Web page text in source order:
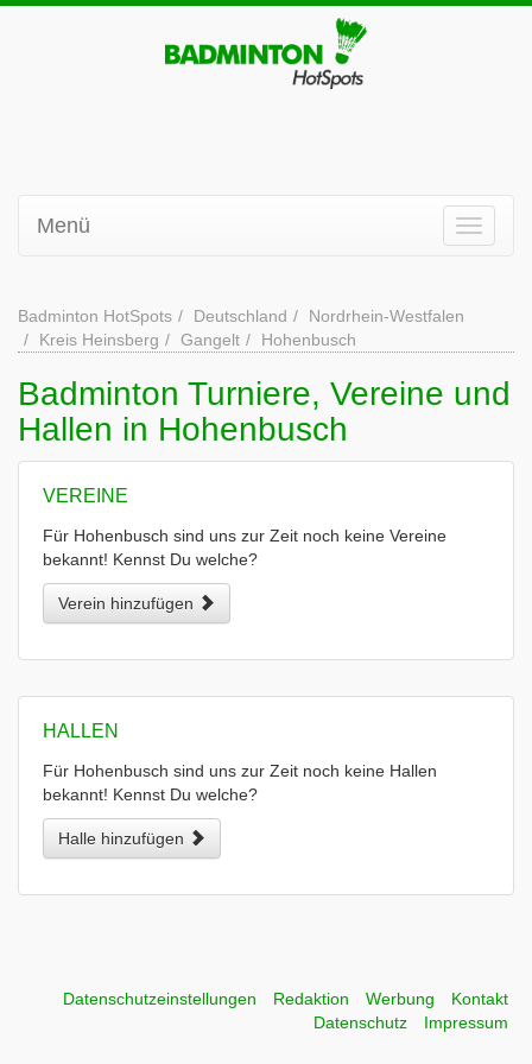
Menü
Badminton HotSpots Deutschland
Nordrhein-Westfalen
Kreis Heinsberg
Gangelt Hohenbusch
Badminton Turniere, Vereine und
Hallen in Hohenbusch
VEREINE
Für Hohenbusch sind uns zur Zeit noch keine Vereine
bekannt! Kennst Du welche?
Verein hinzufügen
HALLEN
Für Hohenbusch sind uns zur Zeit noch keine Hallen
bekannt! Kennst Du welche?
Halle hinzufügen
Datenschutzeinstellungen Redaktion Werbung
Kontakt
Datenschutz
Impressum